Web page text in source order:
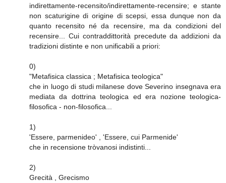
indirettamente-recensito/indirettamente-recensire; e stante
non scaturigine di origine di scepsi, essa dunque non da
quanto recensito né da recensire, ma da condizioni del
recensire... Cui contraddittorità precedute da addizioni da
tradizioni distinte e non unificabili a priori:
0)
"Metafisica classica ; Metafisica teologica"
che in luogo di studi milanese dove Severino insegnava era
mediata da dottrina teologica ed era nozione teologica-
filosofica - non-filosofica...
1)
'Essere, parmenideo' , 'Essere, cui Parmenide'
che in recensione tròvanosi indistinti...
2)
Grecità , Grecismo